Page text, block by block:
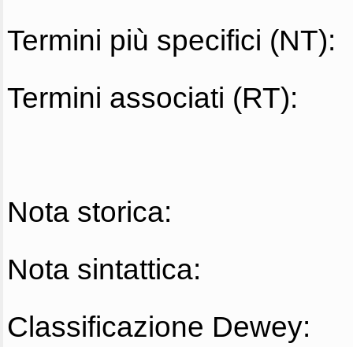
Termini più specifici (NT):
Termini associati (RT):
Nota storica:
Nota sintattica:
Classificazione Dewey: